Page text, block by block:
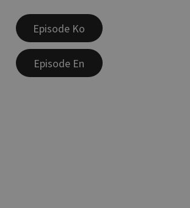
Episode Ko
Episode En